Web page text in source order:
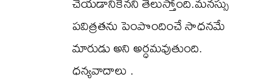
పవిత్రతను పెంపొందించే సాధనమే
మారుడు అని అర్ధమవుతుంది.
ధన్యవాదాలు .